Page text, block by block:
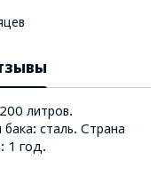
литров.
сталь. Страна
1 год.